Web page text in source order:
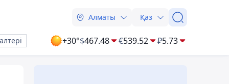
Алматы Қаз
+30°$467.48 €539.52 ₽5.73